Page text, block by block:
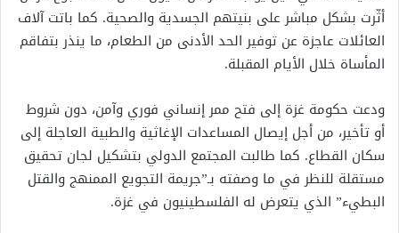
أثّرت بشكل مباشر على بنيتهم الجسدية والصحية. كما باتت آلاف
العائلات عاجزة عن توفير الحد الأدنى من الطعام، ما ينذر بتفاقم
المأساة خلال الأيام المقبلة.
ودعت حكومة غزة إلى فتح ممر إنساني فوري وآمن، دون شروط
أو تأخير، من أجل إيصال المساعدات الإغاثية والطبية العاجلة إلى
سكان القطاع. كما طالبت المجتمع الدولي بتشكيل لجان تحقيق
مستقلة للنظر في ما وصفته بـ”جريمة التجويع الممنهج والقتل
البطيء” الذي يتعرض له الفلسطينيون في غزة.